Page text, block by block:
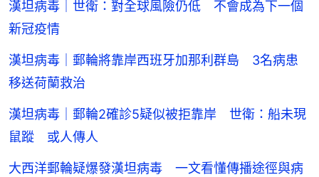
漢坦病毒｜世衛：對全球風險仍低 不會成為下一個
新冠疫情
漢坦病毒｜郵輪將靠岸西班牙加那利群島 3名病患
移送荷蘭救治
漢坦病毒｜郵輪2確診5疑似被拒靠岸 世衛：船未現
鼠蹤 或人傳人
大西洋郵輪疑爆發漢坦病毒 一文看懂傳播途徑與病